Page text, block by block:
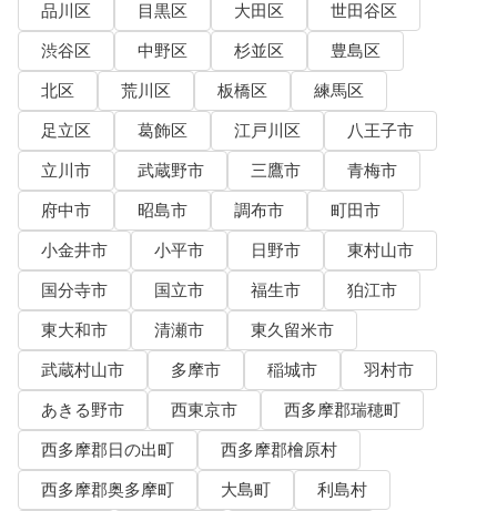
品川区
目黒区 大田区
世田谷区
渋谷区
中野区 杉並区
豊島区
北区
荒川区 板橋区
練馬区
足立区
葛飾区 江戸川区
八王子市
立川市
武蔵野市 三鷹市
青梅市
府中市
昭島市 調布市
町田市
小金井市
小平市 日野市
東村山市
国分寺市
国立市 福生市
狛江市
東大和市
清瀬市
東久留米市
武蔵村山市
多摩市 稲城市
羽村市
あきる野市
西東京市
西多摩郡瑞穂町
西多摩郡日の出町
西多摩郡檜原村
西多摩郡奥多摩町
大島町
利島村